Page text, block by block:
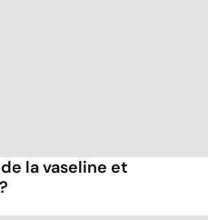
la vaseline et